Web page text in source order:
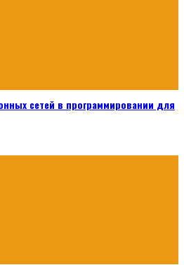
сетей в программировании для